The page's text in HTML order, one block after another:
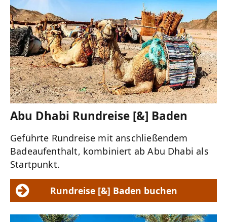
Abu Dhabi Rundreise [&] Baden
Geführte Rundreise mit anschließendem
Badeaufenthalt, kombiniert ab Abu Dhabi als
Startpunkt.
Rundreise [&] Baden buchen